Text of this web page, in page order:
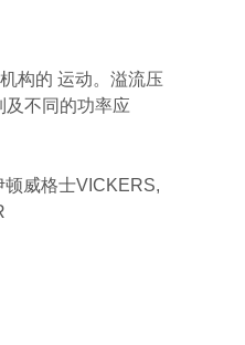
构的 运动。溢流压
及不同的功率应
威格士VICKERS,